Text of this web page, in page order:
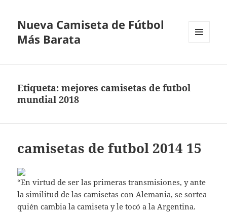
Nueva Camiseta de Fútbol
Más Barata
Etiqueta:mejores camisetas de futbol
mundial 2018
camisetas de futbol 2014 15
“En virtud de ser las primeras transmisiones, y ante
la similitud de las camisetas con Alemania, se sortea
quién cambia la camiseta y le tocó a la Argentina.